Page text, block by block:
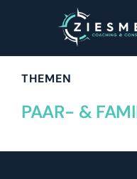
HOME
THEMEN
THEMEN
PAAR- &